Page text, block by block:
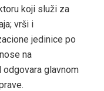
koji služi za
vrši i
jedinice po
na
odgovara glavnom